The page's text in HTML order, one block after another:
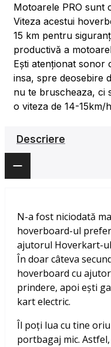
Motoarele PRO sunt
Viteza acestui
15 km pentru
productivă a
Ești atenționat sonor
insa, spre deosebire
nu te bruscheaza, ci
o viteza de 14-15km/
Descriere
N-a fost niciodată
hoverboard-ul
ajutorul Hoverkart-
În doar câteva
hoverboard cu
prindere, apoi ești
kart electric.
Îl poți lua cu tine
portbagaj mic.